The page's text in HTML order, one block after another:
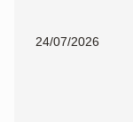
24/07/2026